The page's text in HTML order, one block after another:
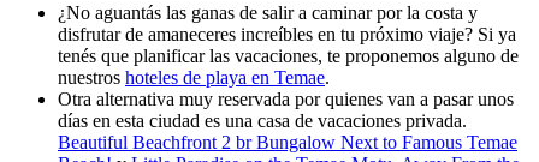
¿No aguantás las ganas de salir a caminar por la costa y
disfrutar de amaneceres increíbles en tu próximo viaje? Si ya
tenés que planificar las vacaciones, te proponemos alguno de
nuestros hoteles de playa en Temae.
Otra alternativa muy reservada por quienes van a pasar unos
días en esta ciudad es una casa de vacaciones privada.
Beautiful Beachfront 2 br Bungalow Next to Famous Temae